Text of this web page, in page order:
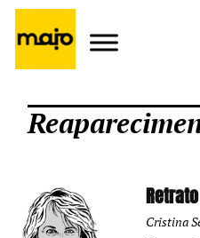
Cristina